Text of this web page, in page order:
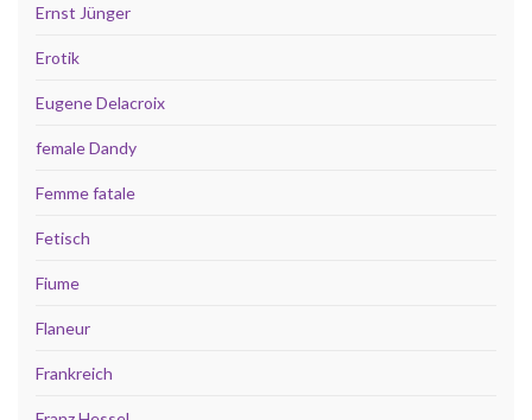
Ernst Jünger
Erotik
Eugene Delacroix
female Dandy
Femme fatale
Fetisch
Fiume
Flaneur
Frankreich